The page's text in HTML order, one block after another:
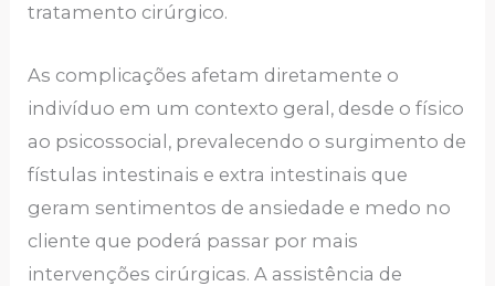
tratamento cirúrgico.
As complicações afetam diretamente o
indivíduo em um contexto geral, desde o físico
ao psicossocial, prevalecendo o surgimento de
fístulas intestinais e extra intestinais que
geram sentimentos de ansiedade e medo no
cliente que poderá passar por mais
intervenções cirúrgicas. A assistência de